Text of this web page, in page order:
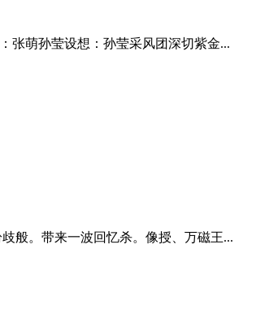
张萌孙莹设想：孙莹采风团深切紫金...
般。带来一波回忆杀。像授、万磁王...